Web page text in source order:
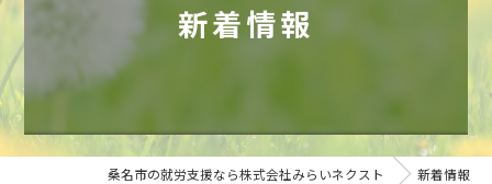
新着情報
桑名市の就労支援なら株式会社みらいネクスト 新着情報